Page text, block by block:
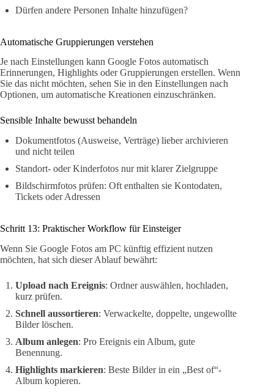
Dürfen andere Personen Inhalte hinzufügen?
Automatische Gruppierungen verstehen
Je nach Einstellungen kann Google Fotos automatisch
Erinnerungen, Highlights oder Gruppierungen erstellen. Wenn
Sie das nicht möchten, sehen Sie in den Einstellungen nach
Optionen, um automatische Kreationen einzuschränken.
Sensible Inhalte bewusst behandeln
Dokumentfotos (Ausweise, Verträge) lieber archivieren
und nicht teilen
Standort- oder Kinderfotos nur mit klarer Zielgruppe
Bildschirmfotos prüfen: Oft enthalten sie Kontodaten,
Tickets oder Adressen
Schritt 13: Praktischer Workflow für Einsteiger
Wenn Sie Google Fotos am PC künftig effizient nutzen
möchten, hat sich dieser Ablauf bewährt:
Upload nach Ereignis: Ordner auswählen, hochladen,
kurz prüfen.
Schnell aussortieren: Verwackelte, doppelte, ungewollte
Bilder löschen.
Album anlegen: Pro Ereignis ein Album, gute
Benennung.
Highlights markieren: Beste Bilder in ein „Best of“-
Album kopieren.